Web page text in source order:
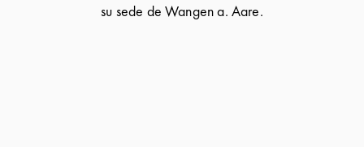
su sede de Wangen a. Aare.